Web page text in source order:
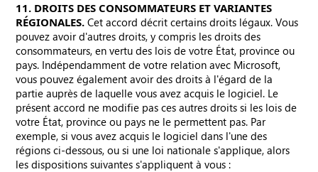
11. DROITS DES CONSOMMATEURS ET VARIANTES
RÉGIONALES. Cet accord décrit certains droits légaux. Vous
pouvez avoir d'autres droits, y compris les droits des
consommateurs, en vertu des lois de votre État, province ou
pays. Indépendamment de votre relation avec Microsoft,
vous pouvez également avoir des droits à l'égard de la
partie auprès de laquelle vous avez acquis le logiciel. Le
présent accord ne modifie pas ces autres droits si les lois de
votre État, province ou pays ne le permettent pas. Par
exemple, si vous avez acquis le logiciel dans l'une des
régions ci-dessous, ou si une loi nationale s'applique, alors
les dispositions suivantes s'appliquent à vous :